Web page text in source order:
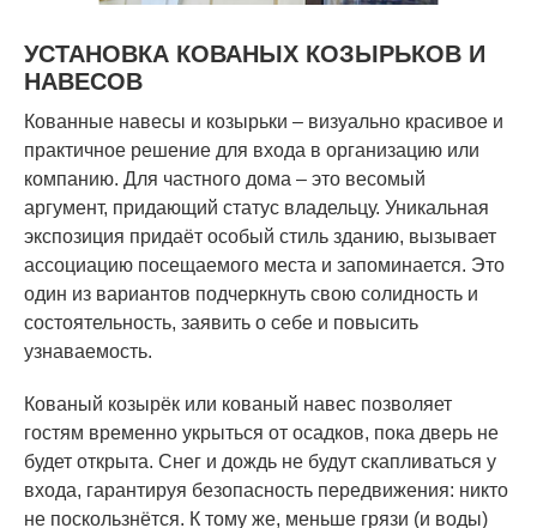
УСТАНОВКА КОВАНЫХ КОЗЫРЬКОВ И
НАВЕСОВ
Кованные навесы и козырьки – визуально красивое и
практичное решение для входа в организацию или
компанию. Для частного дома – это весомый
аргумент, придающий статус владельцу. Уникальная
экспозиция придаёт особый стиль зданию, вызывает
ассоциацию посещаемого места и запоминается. Это
один из вариантов подчеркнуть свою солидность и
состоятельность, заявить о себе и повысить
узнаваемость.
Кованый козырёк или кованый навес позволяет
гостям временно укрыться от осадков, пока дверь не
будет открыта. Снег и дождь не будут скапливаться у
входа, гарантируя безопасность передвижения: никто
не поскользнётся. К тому же, меньше грязи (и воды)